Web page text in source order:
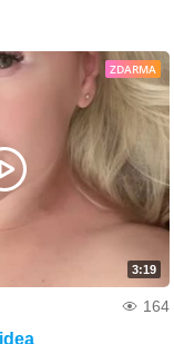
ZDARMA
3:19
164